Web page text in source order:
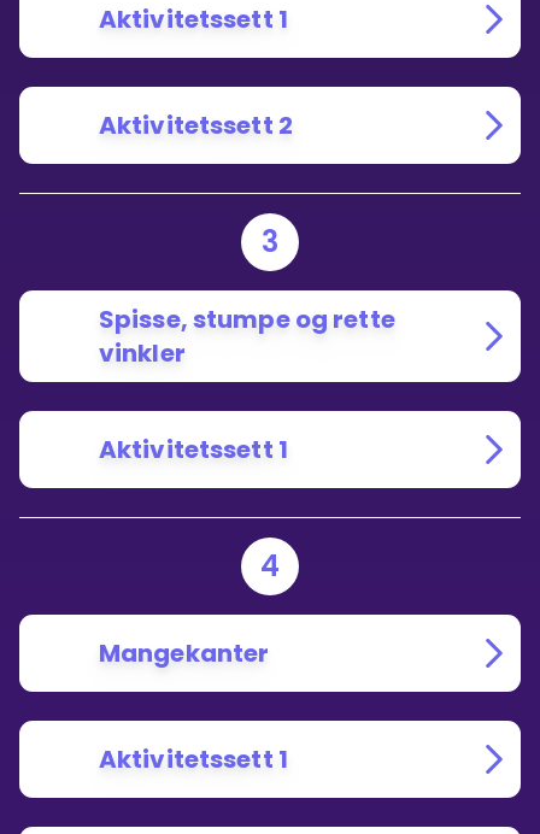
Aktivitetssett 1
Aktivitetssett 2
3
Spisse, stumpe og rette
vinkler
Aktivitetssett 1
4
Mangekanter
Aktivitetssett 1